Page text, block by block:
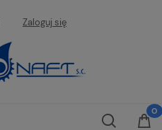
Zaloguj się